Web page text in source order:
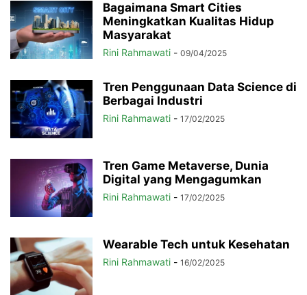
Bagaimana Smart Cities
Meningkatkan Kualitas Hidup
Masyarakat
Rini Rahmawati - 09/04/2025
Tren Penggunaan Data Science di
Berbagai Industri
Rini Rahmawati - 17/02/2025
Tren Game Metaverse, Dunia
Digital yang Mengagumkan
Rini Rahmawati - 17/02/2025
Wearable Tech untuk Kesehatan
Rini Rahmawati - 16/02/2025